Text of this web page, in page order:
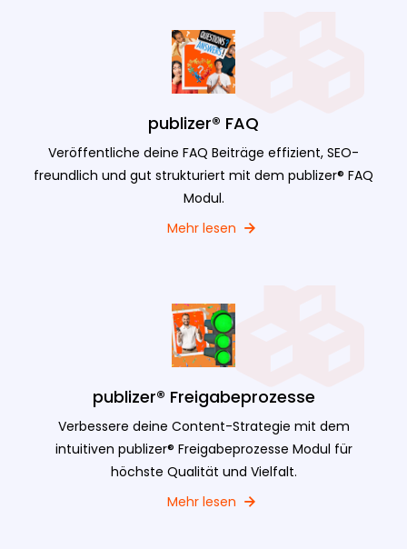
publizer® FAQ
Veröffentliche deine FAQ Beiträge effizient, SEO-
freundlich und gut strukturiert mit dem publizer® FAQ
Modul.
Mehr lesen
publizer® Freigabeprozesse
Verbessere deine Content-Strategie mit dem
intuitiven publizer® Freigabeprozesse Modul für
höchste Qualität und Vielfalt.
Mehr lesen